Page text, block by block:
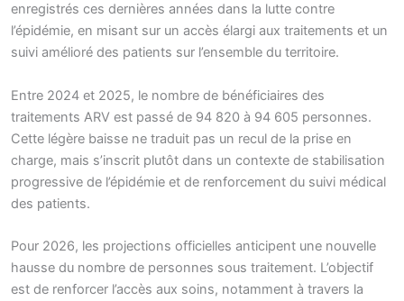
enregistrés ces dernières années dans la lutte contre
l’épidémie, en misant sur un accès élargi aux traitements et un
suivi amélioré des patients sur l’ensemble du territoire.
Entre 2024 et 2025, le nombre de bénéficiaires des
traitements ARV est passé de 94 820 à 94 605 personnes.
Cette légère baisse ne traduit pas un recul de la prise en
charge, mais s’inscrit plutôt dans un contexte de stabilisation
progressive de l’épidémie et de renforcement du suivi médical
des patients.
Pour 2026, les projections officielles anticipent une nouvelle
hausse du nombre de personnes sous traitement. L’objectif
est de renforcer l’accès aux soins, notamment à travers la